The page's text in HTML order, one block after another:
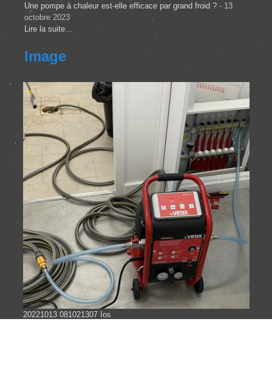
Une pompe à chaleur est-elle efficace par grand froid ? - 13
octobre 2023
Lire la suite...
Image
20221013 081021307 Ios